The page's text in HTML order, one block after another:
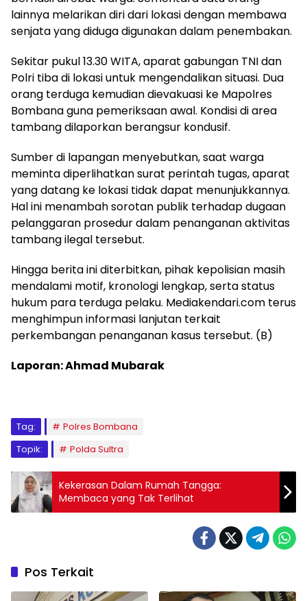
lainnya melarikan diri dari lokasi dengan membawa
senjata yang diduga digunakan dalam penembakan.
Sekitar pukul 13.30 WITA, aparat gabungan TNI dan
Polri tiba di lokasi untuk mengendalikan situasi. Dua
orang terduga kemudian dievakuasi ke Mapolres
Bombana guna pemeriksaan awal. Kondisi di area
tambang dilaporkan berangsur kondusif.
Sumber di lapangan menyebutkan, saat warga
meminta diperlihatkan surat perintah tugas, aparat
yang datang ke lokasi tidak dapat menunjukkannya.
Hal ini menambah sorotan publik terhadap dugaan
pelanggaran prosedur dalam penanganan aktivitas
tambang ilegal tersebut.
Hingga berita ini diterbitkan, pihak kepolisian masih
mendalami motif, kronologi lengkap, serta status
hukum para terduga pelaku. Mediakendari.com terus
menghimpun informasi lanjutan terkait
perkembangan penanganan kasus tersebut. (B)
Laporan: Ahmad Mubarak
Tag:
Polres Bombana
Topik:
Polda Sultra
Kekerasan Dalam Rumah Tangga:
Membaca yang Tak Terlihat
Pos Terkait